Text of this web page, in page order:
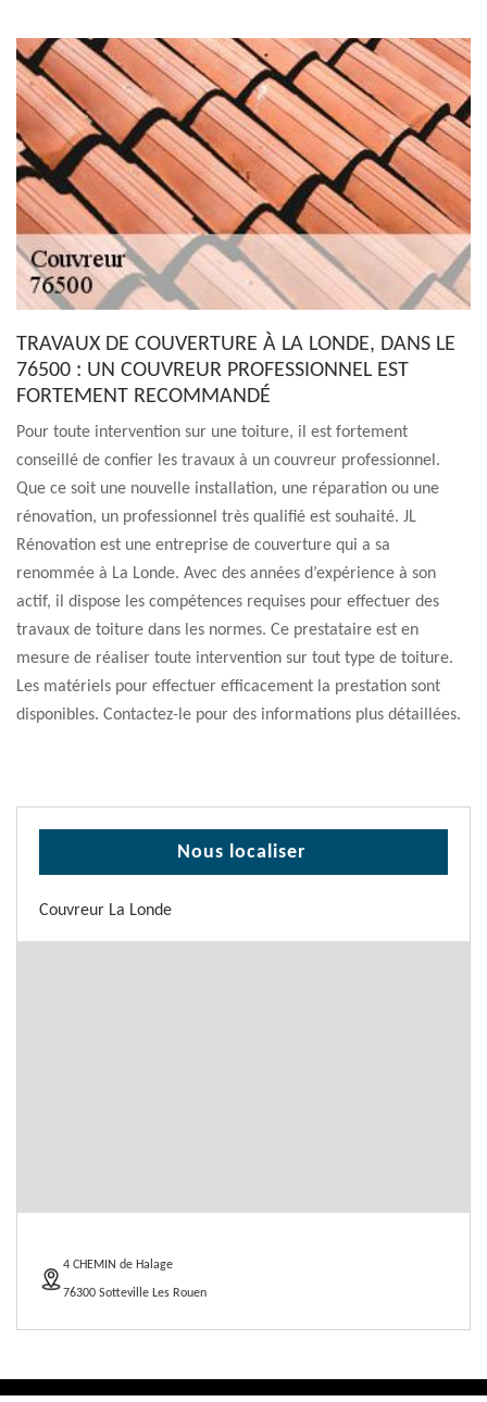
TRAVAUX DE COUVERTURE À LA LONDE, DANS LE
76500 : UN COUVREUR PROFESSIONNEL EST
FORTEMENT RECOMMANDÉ
Pour toute intervention sur une toiture, il est fortement
conseillé de confier les travaux à un couvreur professionnel.
Que ce soit une nouvelle installation, une réparation ou une
rénovation, un professionnel très qualifié est souhaité. JL
Rénovation est une entreprise de couverture qui a sa
renommée à La Londe. Avec des années d’expérience à son
actif, il dispose les compétences requises pour effectuer des
travaux de toiture dans les normes. Ce prestataire est en
mesure de réaliser toute intervention sur tout type de toiture.
Les matériels pour effectuer efficacement la prestation sont
disponibles. Contactez-le pour des informations plus détaillées.
Nous localiser
Couvreur La Londe
4 CHEMIN de Halage
76300 Sotteville Les Rouen